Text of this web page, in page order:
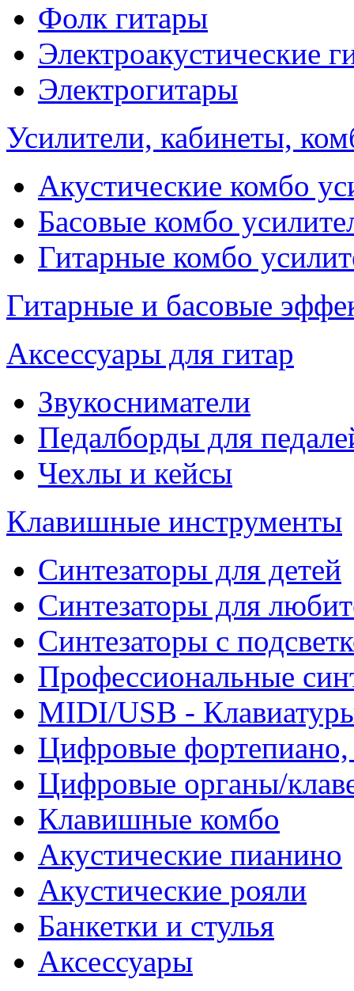
Фолк гитары
Электроакустические
Электрогитары
Усилители, кабинеты,
Акустические комбо
Басовые комбо
Гитарные комбо
Гитарные и басовые
Аксессуары для гитар
Звукосниматели
Педалборды для
Чехлы и кейсы
Клавишные инструменты
Синтезаторы для детей
Синтезаторы для
Синтезаторы с
Профессиональные
MIDI/USB -
Цифровые
Цифровые органы/
Клавишные комбо
Акустические пианино
Акустические рояли
Банкетки и стулья
Аксессуары